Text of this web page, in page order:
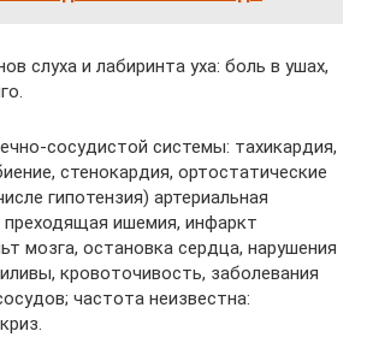
слуха и лабиринта уха: боль в ушах,
сосудистой системы: тахикардия,
стенокардия, ортостатические
гипотензия) артериальная
преходящая ишемия, инфаркт
мозга, остановка сердца, нарушения
кровоточивость, заболевания
частота неизвестна: